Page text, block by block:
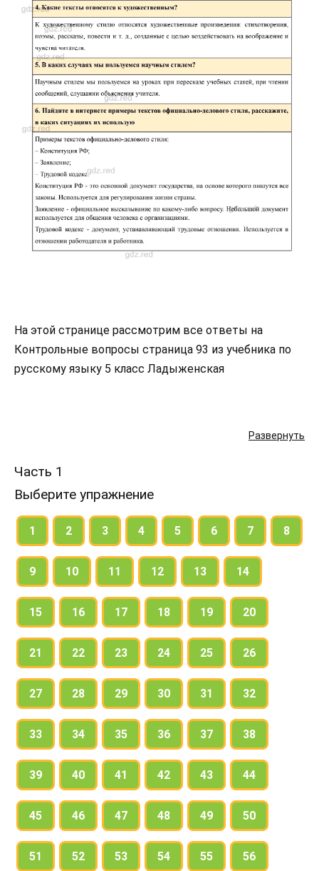
Развернуть
На этой странице рассмотрим все ответы на
Контрольные вопросы страница 93 из учебника по
русскому языку 5 класс Ладыженская
Часть 1
Выберите упражнение
1 2 3 4 5 6 7 8
9 10 11 12 13 14
15 16 17 18 19 20
21 22 23 24 25 26
27 28 29 30 31 32
33 34 35 36 37 38
39 40 41 42 43 44
45 46 47 48 49 50
51 52 53 54 55 56